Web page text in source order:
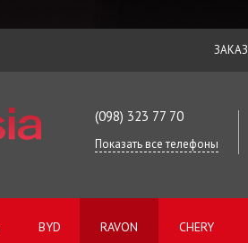
ЗАКАЗ
(098) 323 77 70
Показать все телефоны
BYD RAVON CHERY